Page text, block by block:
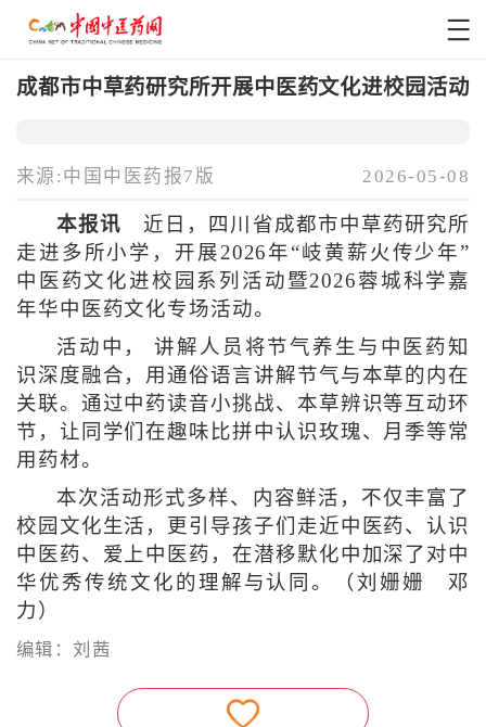
成都市中草药研究所开展中医药文化进校园活动
来源:中国中医药报7版 2026-05-08
本报讯 近日，四川省成都市中草药研究所
走进多所小学，开展2026年“岐黄薪火传少年”
中医药文化进校园系列活动暨2026蓉城科学嘉
年华中医药文化专场活动。
活动中， 讲解人员将节气养生与中医药知
识深度融合，用通俗语言讲解节气与本草的内在
关联。通过中药读音小挑战、本草辨识等互动环
节，让同学们在趣味比拼中认识玫瑰、月季等常
用药材。
本次活动形式多样、内容鲜活，不仅丰富了
校园文化生活，更引导孩子们走近中医药、认识
中医药、爱上中医药，在潜移默化中加深了对中
华优秀传统文化的理解与认同。（刘姗姗 邓
力）
编辑：刘茜